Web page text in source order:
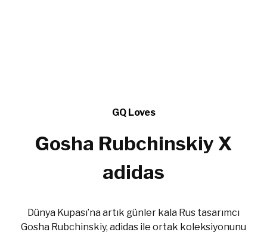
GQ Loves
Gosha Rubchinskiy X
adidas
Dünya Kupası’na artık günler kala Rus tasarımcı
Gosha Rubchinskiy, adidas ile ortak koleksiyonunu